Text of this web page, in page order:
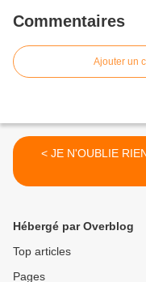
Commentaires
Ajouter un
< JE N'OUBLIE
Hébergé par Overblog
Top articles
Pages